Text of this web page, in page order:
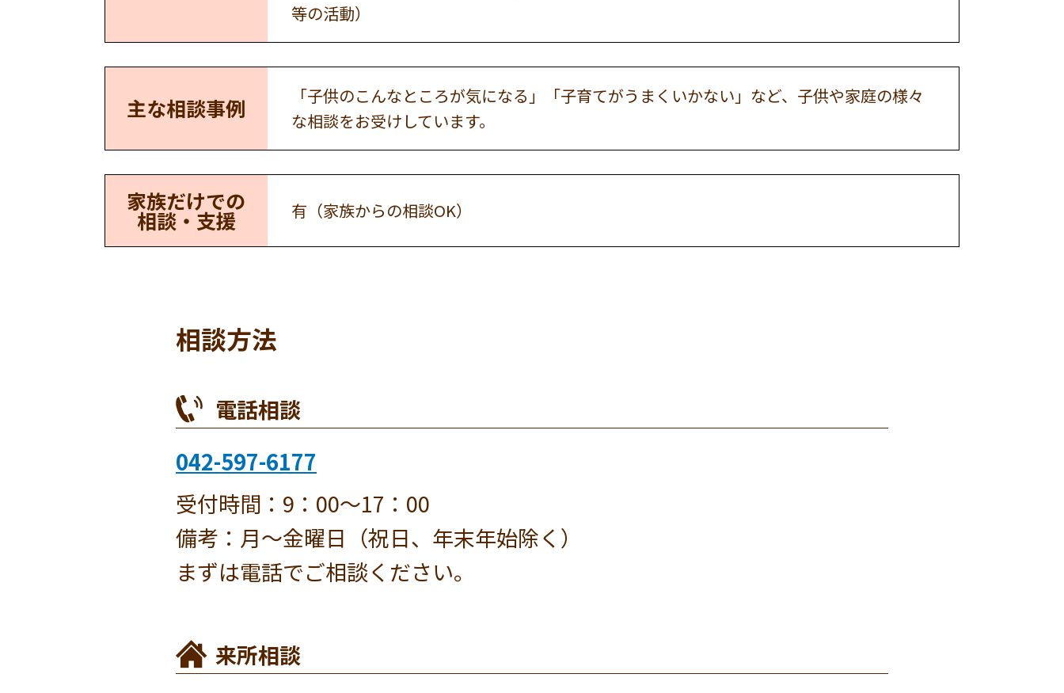
等の活動）
主な相談事例
「子供のこんなところが気になる」「子育てがうまくいかない」など、子供や家庭の様々
な相談をお受けしています。
家族だけでの
相談・支援 有（家族からの相談OK）
相談方法
電話相談
042-597-6177
受付時間：9：00～17：00
備考：月～金曜日（祝日、年末年始除く）
まずは電話でご相談ください。
来所相談